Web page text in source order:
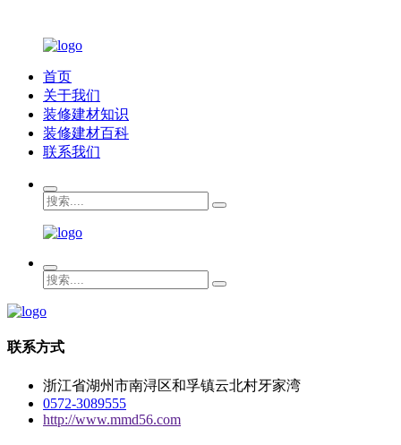
首页
关于我们
装修建材知识
装修建材百科
联系我们
联系方式
浙江省湖州市南浔区和孚镇云北村牙家湾
0572-3089555
http://www.mmd56.com